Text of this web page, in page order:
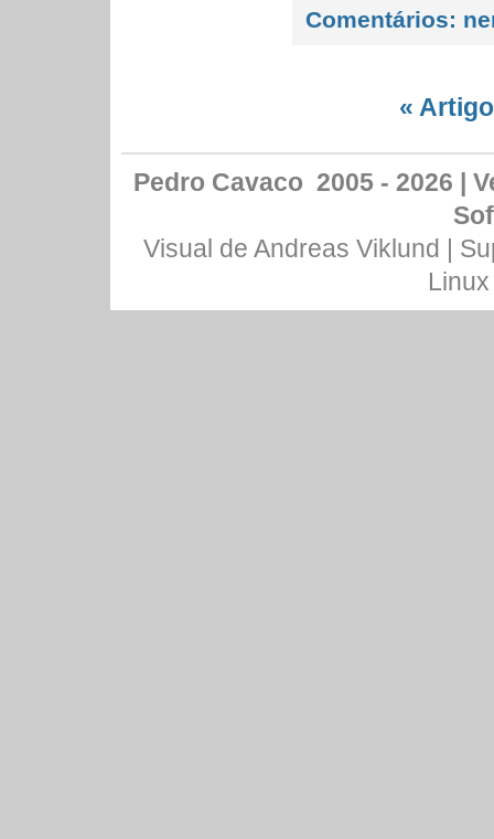
Comentários:
«
Pedro Cavaco 2005 - 2026 |
Visual de Andreas Viklund |
Linux